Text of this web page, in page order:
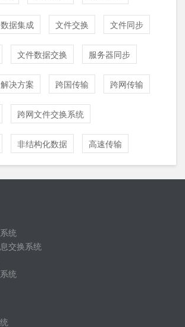
数据集成 文件交换 文件同步
文件数据交换 服务器同步
解决方案 跨国传输 跨网传输
跨网文件交换系统
非结构化数据 高速传输
统
交换系统
统